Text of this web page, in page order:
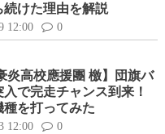
続けた理由を解説
12:00 0
炎高校應援團 檄】団旗バ
入で完走チャンス到来！
種を打ってみた
12:00 0